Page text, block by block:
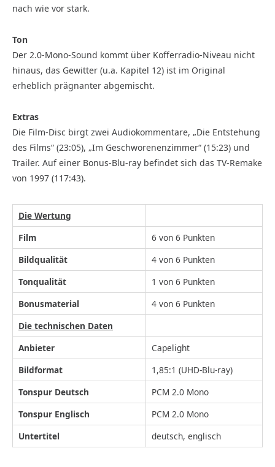
nach wie vor stark.
Ton
Der 2.0-Mono-Sound kommt über Kofferradio-Niveau nicht
hinaus, das Gewitter (u.a. Kapitel 12) ist im Original
erheblich prägnanter abgemischt.
Extras
Die Film-Disc birgt zwei Audiokommentare, „Die Entstehung
des Films“ (23:05), „Im Geschworenenzimmer“ (15:23) und
Trailer. Auf einer Bonus-Blu-ray befindet sich das TV-Remake
von 1997 (117:43).
Die Wertung
Film
6 von 6 Punkten
Bildqualität
4 von 6 Punkten
Tonqualität
1 von 6 Punkten
Bonusmaterial
4 von 6 Punkten
Die technischen Daten
Anbieter
Capelight
Bildformat
1,85:1 (UHD-Blu-ray)
Tonspur Deutsch
PCM 2.0 Mono
Tonspur Englisch
PCM 2.0 Mono
Untertitel
deutsch, englisch